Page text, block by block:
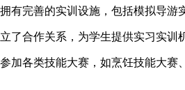
有完善的实训设施，包括模拟导
了合作关系，为学生提供实习实
加各类技能大赛，如烹饪技能大